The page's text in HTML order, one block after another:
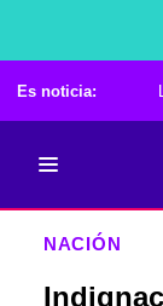
Es noticia:
NACIÓN